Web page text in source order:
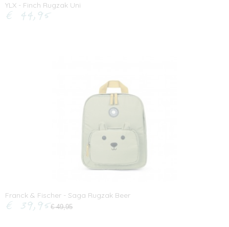
YLX - Finch Rugzak Uni
€ 44,95
Franck & Fischer - Saga Rugzak Beer
€ 39,95 € 49,95